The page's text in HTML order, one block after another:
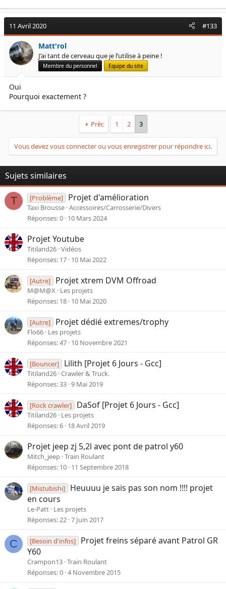
11 Avril 2020 #133
Matt'rol
J’ai tant de cerveau que je l’utilise à peine !
Membre du personnel Equipe du site
Oui
Pourquoi exactement ?
Préc 1 2 3
Vous devez vous connecter ou vous enregistrer pour répondre ici.
Sujets similaires
T [Problème] Projet d'amélioration
Taxi Brousse Accessoires/Carrosserie/Divers
Réponses 0 10 Mars 2024
Projet Youtube
Titiland26 Vidéos
Réponses 17 10 Mai 2022
[Autre] Projet xtrem DVM Offroad
M@M@X Les projets
Réponses 18 10 Mai 2020
[Autre] Projet dédié extremes/trophy
Flo66 Les projets
Réponses 47 10 Novembre 2021
[Bouncer] Lilith [Projet 6 Jours - Gcc]
Titiland26 Crawler & Truck.
Réponses 33 9 Mai 2019
[Rock crawler] DaSof [Projet 6 Jours - Gcc]
Titiland26 Les projets
Réponses 6 18 Avril 2019
Projet jeep zj 5,2l avec pont de patrol y60
Mitch_jeep Train Roulant
Réponses 10 11 Septembre 2018
[Mistubishi]
Heuuuu je sais pas son nom !!!! projet
en cours
Le-Patt Les projets
Réponses 22 7 Juin 2017
C [Besoin d'infos]
Projet freins séparé avant Patrol GR
Y60
Crampon13 Train Roulant
Réponses 0 4 Novembre 2015